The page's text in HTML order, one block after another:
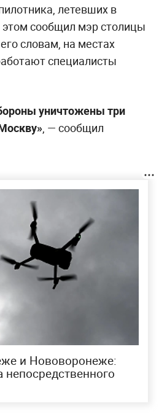
летевших в
сообщил мэр столицы
словам, на местах
специалисты
уничтожены три
, — сообщил
и Нововоронеже:
непосредственного